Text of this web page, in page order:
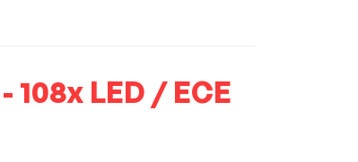
LED / ECE